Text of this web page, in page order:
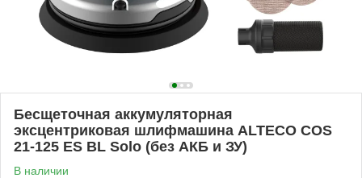
Бесщеточная аккумуляторная
эксцентриковая шлифмашина ALTECO COS
21-125 ES BL Solo (без АКБ и ЗУ)
В наличии